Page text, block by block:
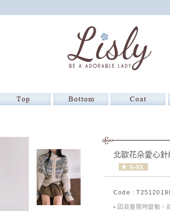
北歐花朵愛心
Code :
• 因貨量隨時變動，